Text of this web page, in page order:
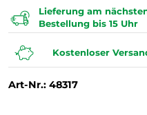
Lieferung am
Bestellung bis 15 Uhr
Kostenloser
Art-Nr.: 48317